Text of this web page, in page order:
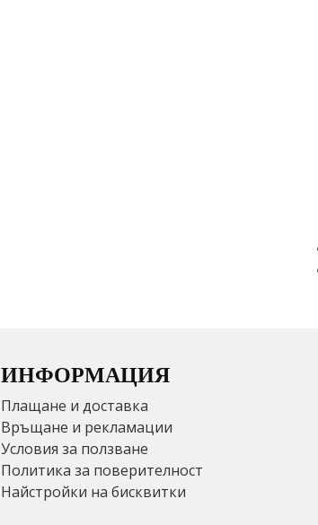
ИНФОРМАЦИЯ
Плащане и доставка
Връщане и рекламации
Условия за ползване
Политика за поверителност
Найстройки на бисквитки